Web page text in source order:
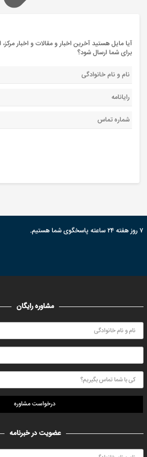
آیا مایل هستید آخرین اخبار و مقالات و اخبار
برای شما ارسال شود؟
۷ روز هفته ۲۴ ساعته پاسخگوی شما هستیم.
مشاوره رایگان
درخواست مشاوره
عضویت در خبرنامه